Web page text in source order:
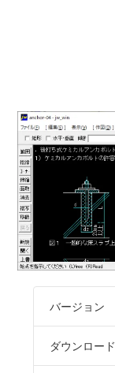
バージョン
ダウンロード